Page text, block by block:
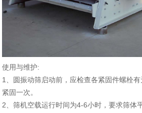
使用与维护:
1、圆振动筛启动前，应检查各紧固件螺栓
紧固一次。
2、筛机空载运行时间为4-6小时，要求筛体